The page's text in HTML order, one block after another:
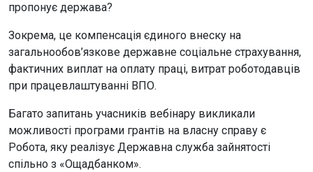
пропонує держава?
Зокрема, це компенсація єдиного внеску на
загальнообов’язкове державне соціальне страхування,
фактичних виплат на оплату праці, витрат роботодавців
при працевлаштуванні ВПО.
Багато запитань учасників вебінару викликали
можливості програми грантів на власну справу є
Робота, яку реалізує Державна служба зайнятості
спільно з «Ощадбанком».